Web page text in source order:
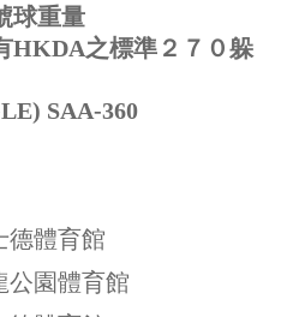
球重量
HKDA之標準２７０躲
SAA-360
德體育館
公園體育館